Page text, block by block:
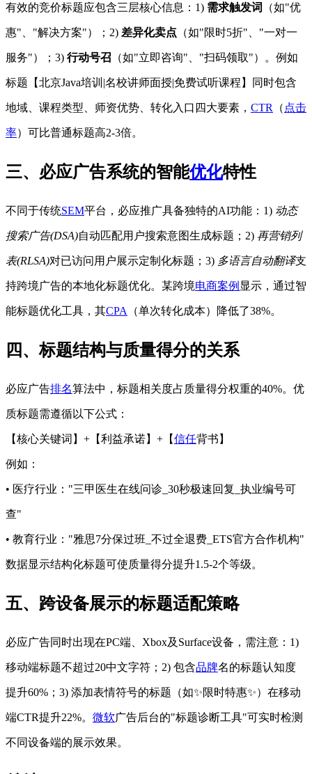
有效的竞价标题应包含三层核心信息：1) 需求触发词 （如"优
惠"、"解决方案"）；2) 差异化卖点 （如"限时5折"、"一对一
服务"）；3) 行动号召 （如"立即咨询"、"扫码领取"）。例如
标题【北京Java培训|名校讲师面授|免费试听课程】同时包含
地域、课程类型、师资优势、转化入口四大要素， CTR （ 点击
率）可比普通标题高2-3倍。
三、必应广告系统的智能优化特性
不同于传统SEM平台，必应推广具备独特的AI功能：1) 动态
搜索广告(DSA)自动匹配用户搜索意图生成标题；2) 再营销列
表(RLSA)对已访问用户展示定制化标题；3) 多语言自动翻译支
持跨境广告的本地化标题优化。某跨境电商案例 显示，通过智
能标题优化工具，其CPA （单次转化成本）降低了38%。
四、标题结构与质量得分的关系
必应广告排名算法中，标题相关度占质量得分权重的40%。优
质标题需遵循以下公式：
【核心关键词】+【利益承诺】+【信任背书】
例如：
• 医疗行业："三甲医生在线问诊_30秒极速回复_执业编号可
查"
• 教育行业："雅思7分保过班_不过全退费_ETS官方合作机构"
数据显示结构化标题可使质量得分提升1.5-2个等级。
五、跨设备展示的标题适配策略
必应广告同时出现在PC端、Xbox及Surface设备，需注意：1)
移动端标题不超过20中文字符；2) 包含品牌名的标题认知度
提升60%；3) 添加表情符号的标题（如✨限时特惠✨）在移动
端CTR提升22%。 微软广告后台的"标题诊断工具"可实时检测
不同设备端的展示效果。